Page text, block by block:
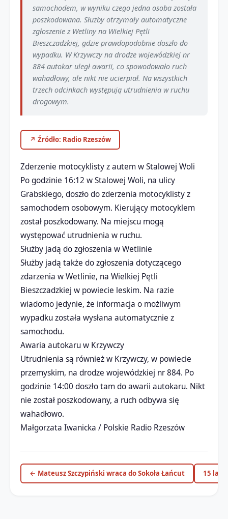
samochodem, w wyniku czego jedna osoba została
poszkodowana. Służby otrzymały automatyczne
zgłoszenie z Wetliny na Wielkiej Pętli
Bieszczadzkiej, gdzie prawdopodobnie doszło do
wypadku. W Krzywczy na drodze wojewódzkiej nr
884 autokar uległ awarii, co spowodowało ruch
wahadłowy, ale nikt nie ucierpiał. Na wszystkich
trzech odcinkach występują utrudnienia w ruchu
drogowym.
↗ Źródło: Radio Rzeszów
Zderzenie motocyklisty z autem w Stalowej Woli
Po godzinie 16:12 w Stalowej Woli, na ulicy
Grabskiego, doszło do zderzenia motocyklisty z
samochodem osobowym. Kierujący motocyklem
został poszkodowany. Na miejscu mogą
występować utrudnienia w ruchu.
Służby jadą do zgłoszenia w Wetlinie
Służby jadą także do zgłoszenia dotyczącego
zdarzenia w Wetlinie, na Wielkiej Pętli
Bieszczadzkiej w powiecie leskim. Na razie
wiadomo jedynie, że informacja o możliwym
wypadku została wysłana automatycznie z
samochodu.
Awaria autokaru w Krzywczy
Utrudnienia są również w Krzywczy, w powiecie
przemyskim, na drodze wojewódzkiej nr 884. Po
godzinie 14:00 doszło tam do awarii autokaru. Nikt
nie został poszkodowany, a ruch odbywa się
wahadłowo.
Małgorzata Iwanicka / Polskie Radio Rzeszów
← Mateusz Szczypiński wraca do Sokoła Łańcut 15 lat